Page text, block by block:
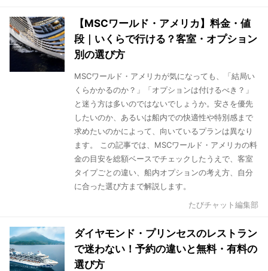
【MSCワールド・アメリカ】料金・値
段｜いくらで行ける？客室・オプション
別の選び方
MSCワールド・アメリカが気になっても、「結局い
くらかかるのか？」「オプションは付けるべき？」
と迷う方は多いのではないでしょうか。安さを優先
したいのか、あるいは船内での快適性や特別感まで
求めたいのかによって、向いているプランは異なり
ます。 この記事では、MSCワールド・アメリカの料
金の目安を総額ベースでチェックしたうえで、客室
タイプごとの違い、船内オプションの考え方、自分
に合った選び方まで解説します。
たびチャット編集部
ダイヤモンド・プリンセスのレストラン
で迷わない！予約の違いと無料・有料の
選び方